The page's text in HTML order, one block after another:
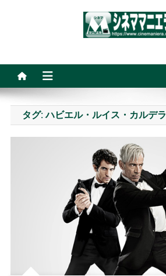
タグ:ハビエル・ルイス・カルデラ